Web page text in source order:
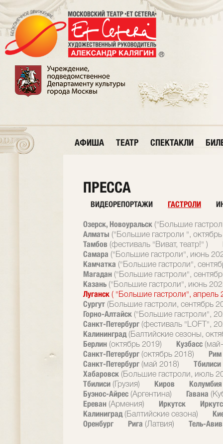
АФИША ТЕАТР СПЕКТАКЛИ
ПРЕССА
ВИДЕОРЕПОРТАЖИ ГАСТРОЛИ
Озерск, Новоуральск ("Большие
Алматы ("Большие гастроли ",
Тамбов (фестиваль "Виват, театр!" )
Самара ("Большие гастроли", июнь
Камчатка ("Большие гастроли",
Магадан ("Большие гастроли",
Казань ("Большие гастроли", июнь
Луганск ( "Большие гастроли", апрель
Сургут (Большие гастроли, сентябрь
Горно-Алтайск ("Большие гастроли",
Санкт-Петербург (фестиваль "LOFT",
Калининград (Балтийские сезоны,
Берлин (октябрь 2019) Кузбасс
Санкт-Петербург (октябрь 2018)
Рим
Санкт-Петербург (май 2018)
Тбилиси
Хабаровск (Большие гастроли, июль
Тбилиси (Грузия) Киров
Буэнос-Айрес (Аргентина) Гавана
Ереван (Армения) Иркутск
Калиниград (Балтийские сезона)
Оренбург
Рига (Латвия) Тель-